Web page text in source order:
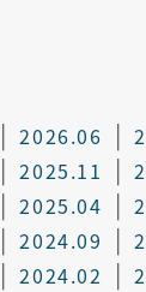
2026.06
2025.11
2025.04
2024.09
2024.02